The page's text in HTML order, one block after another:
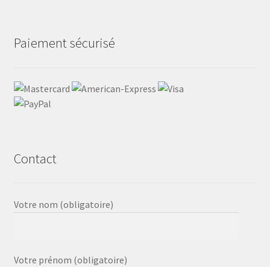
Paiement sécurisé
Contact
Votre nom (obligatoire)
Votre prénom (obligatoire)